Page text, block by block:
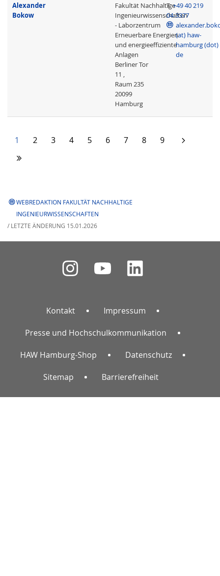
Alexander
Bokow
Fakultät Nachhaltige
Ingenieurwissenschaften
- Laborzentrum
Erneuerbare Energien
und energieeffiziente
Anlagen
Berliner Tor
11 ,
Raum 235
20099
Hamburg
T +49 40 219
04-3377
(at) haw-
hamburg (dot)
de
1 2 3 4 5 6 7 8 9
WEBREDAKTION FAKULTÄT NACHHALTIGE
INGENIEURWISSENSCHAFTEN
/ LETZTE ÄNDERUNG 15.01.2026
Kontakt Impressum
Presse und Hochschulkommunikation
HAW Hamburg-Shop Datenschutz
Sitemap Barrierefreiheit